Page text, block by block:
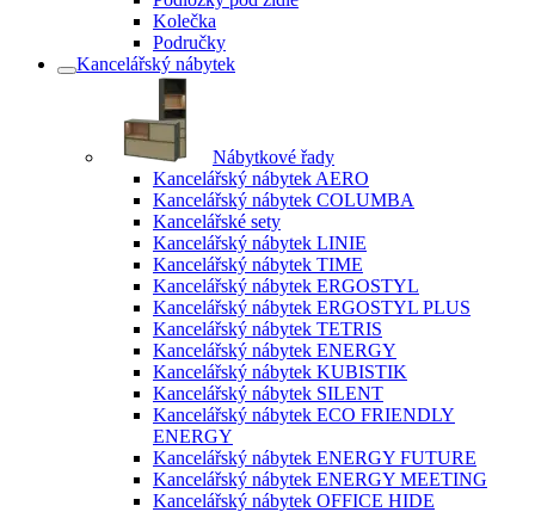
Kolečka
Područky
Kancelářský nábytek
Nábytkové řady
Kancelářský nábytek AERO
Kancelářský nábytek COLUMBA
Kancelářské sety
Kancelářský nábytek LINIE
Kancelářský nábytek TIME
Kancelářský nábytek ERGOSTYL
Kancelářský nábytek ERGOSTYL PLUS
Kancelářský nábytek TETRIS
Kancelářský nábytek ENERGY
Kancelářský nábytek KUBISTIK
Kancelářský nábytek SILENT
Kancelářský nábytek ECO FRIENDLY
ENERGY
Kancelářský nábytek ENERGY FUTURE
Kancelářský nábytek ENERGY MEETING
Kancelářský nábytek OFFICE HIDE